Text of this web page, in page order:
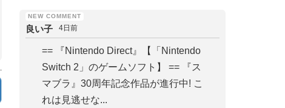
良い子 4日前
== 『Nintendo Direct』【「Nintendo
Switch 2」のゲームソフト】 == 『ス
マブラ』30周年記念作品が進行中! こ
れは見逃せな...